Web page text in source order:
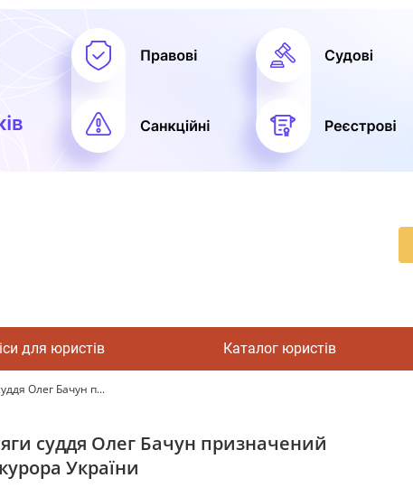
для юристів Каталог юристів
Олег Бачун п...
суддя Олег Бачун призначений
України